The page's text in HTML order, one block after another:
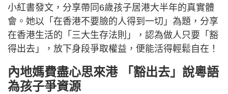
小紅書發文，分享帶同6歲孩子居港大半年的真實體
會。她以「在香港不要臉的人得到一切」為題，分享
在香港生活的「三大生存法則」，認為做人只要「豁
得出去」，放下身段爭取權益，便能活得輕鬆自在！
內地媽費盡心思來港 「豁出去」說粵語
為孩子爭資源